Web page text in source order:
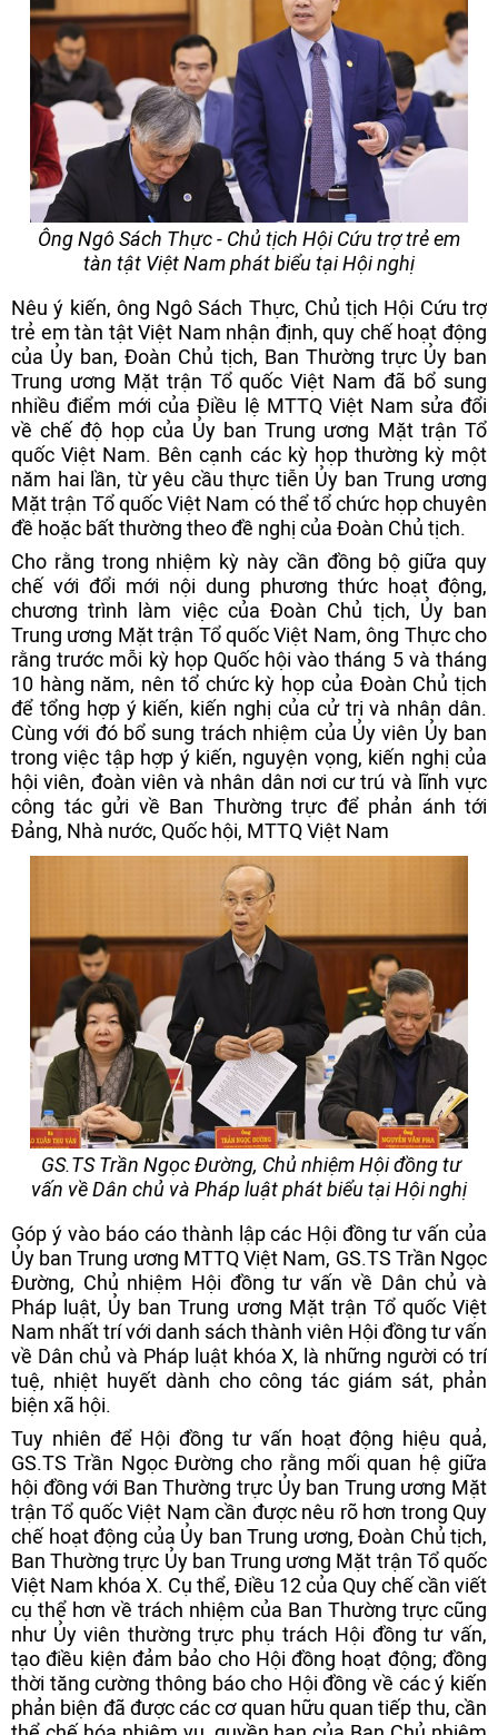
Ông Ngô Sách Thực - Chủ tịch Hội Cứu trợ trẻ em
tàn tật Việt Nam phát biểu tại Hội nghị
Nêu ý kiến, ông Ngô Sách Thực, Chủ tịch Hội Cứu trợ
trẻ em tàn tật Việt Nam nhận định, quy chế hoạt động
của Ủy ban, Đoàn Chủ tịch, Ban Thường trực Ủy ban
Trung ương Mặt trận Tổ quốc Việt Nam đã bổ sung
nhiều điểm mới của Điều lệ MTTQ Việt Nam sửa đổi
về chế độ họp của Ủy ban Trung ương Mặt trận Tổ
quốc Việt Nam. Bên cạnh các kỳ họp thường kỳ một
năm hai lần, từ yêu cầu thực tiễn Ủy ban Trung ương
Mặt trận Tổ quốc Việt Nam có thể tổ chức họp chuyên
đề hoặc bất thường theo đề nghị của Đoàn Chủ tịch.
Cho rằng trong nhiệm kỳ này cần đồng bộ giữa quy
chế với đổi mới nội dung phương thức hoạt động,
chương trình làm việc của Đoàn Chủ tịch, Ủy ban
Trung ương Mặt trận Tổ quốc Việt Nam, ông Thực cho
rằng trước mỗi kỳ họp Quốc hội vào tháng 5 và tháng
10 hàng năm, nên tổ chức kỳ họp của Đoàn Chủ tịch
để tổng hợp ý kiến, kiến nghị của cử tri và nhân dân.
Cùng với đó bổ sung trách nhiệm của Ủy viên Ủy ban
trong việc tập hợp ý kiến, nguyện vọng, kiến nghị của
hội viên, đoàn viên và nhân dân nơi cư trú và lĩnh vực
công tác gửi về Ban Thường trực để phản ánh tới
Đảng, Nhà nước, Quốc hội, MTTQ Việt Nam
GS.TS Trần Ngọc Đường, Chủ nhiệm Hội đồng tư
vấn về Dân chủ và Pháp luật phát biểu tại Hội nghị
Góp ý vào báo cáo thành lập các Hội đồng tư vấn của
Ủy ban Trung ương MTTQ Việt Nam, GS.TS Trần Ngọc
Đường, Chủ nhiệm Hội đồng tư vấn về Dân chủ và
Pháp luật, Ủy ban Trung ương Mặt trận Tổ quốc Việt
Nam nhất trí với danh sách thành viên Hội đồng tư vấn
về Dân chủ và Pháp luật khóa X, là những người có trí
tuệ, nhiệt huyết dành cho công tác giám sát, phản
biện xã hội.
Tuy nhiên để Hội đồng tư vấn hoạt động hiệu quả,
GS.TS Trần Ngọc Đường cho rằng mối quan hệ giữa
hội đồng với Ban Thường trực Ủy ban Trung ương Mặt
trận Tổ quốc Việt Nam cần được nêu rõ hơn trong Quy
chế hoạt động của Ủy ban Trung ương, Đoàn Chủ tịch,
Ban Thường trực Ủy ban Trung ương Mặt trận Tổ quốc
Việt Nam khóa X. Cụ thể, Điều 12 của Quy chế cần viết
cụ thể hơn về trách nhiệm của Ban Thường trực cũng
như Ủy viên thường trực phụ trách Hội đồng tư vấn,
tạo điều kiện đảm bảo cho Hội đồng hoạt động; đồng
thời tăng cường thông báo cho Hội đồng về các ý kiến
phản biện đã được các cơ quan hữu quan tiếp thu, cần